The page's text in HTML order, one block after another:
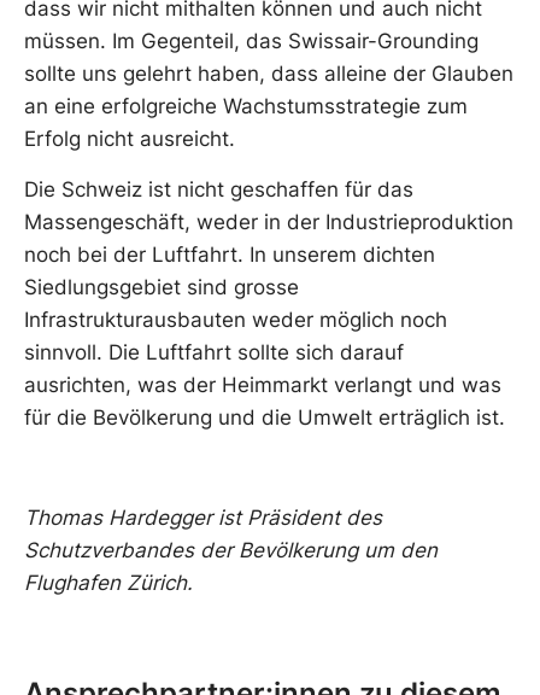
dass wir nicht mithalten können und auch nicht
müssen. Im Gegenteil, das Swissair-Grounding
sollte uns gelehrt haben, dass alleine der Glauben
an eine erfolgreiche Wachstumsstrategie zum
Erfolg nicht ausreicht.
Die Schweiz ist nicht geschaffen für das
Massengeschäft, weder in der Industrieproduktion
noch bei der Luftfahrt. In unserem dichten
Siedlungsgebiet sind grosse
Infrastrukturausbauten weder möglich noch
sinnvoll. Die Luftfahrt sollte sich darauf
ausrichten, was der Heimmarkt verlangt und was
für die Bevölkerung und die Umwelt erträglich ist.
Thomas Hardegger ist Präsident des
Schutzverbandes der Bevölkerung um den
Flughafen Zürich.